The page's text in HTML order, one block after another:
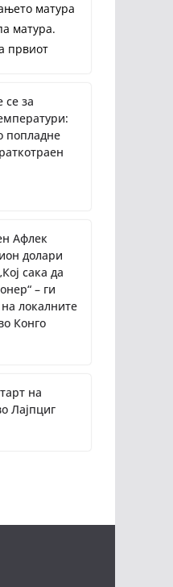
матура
матура.
првиот
се за
попладне
Афлек
долари
сака да
– ги
локалните
Конго
на
Лајпциг